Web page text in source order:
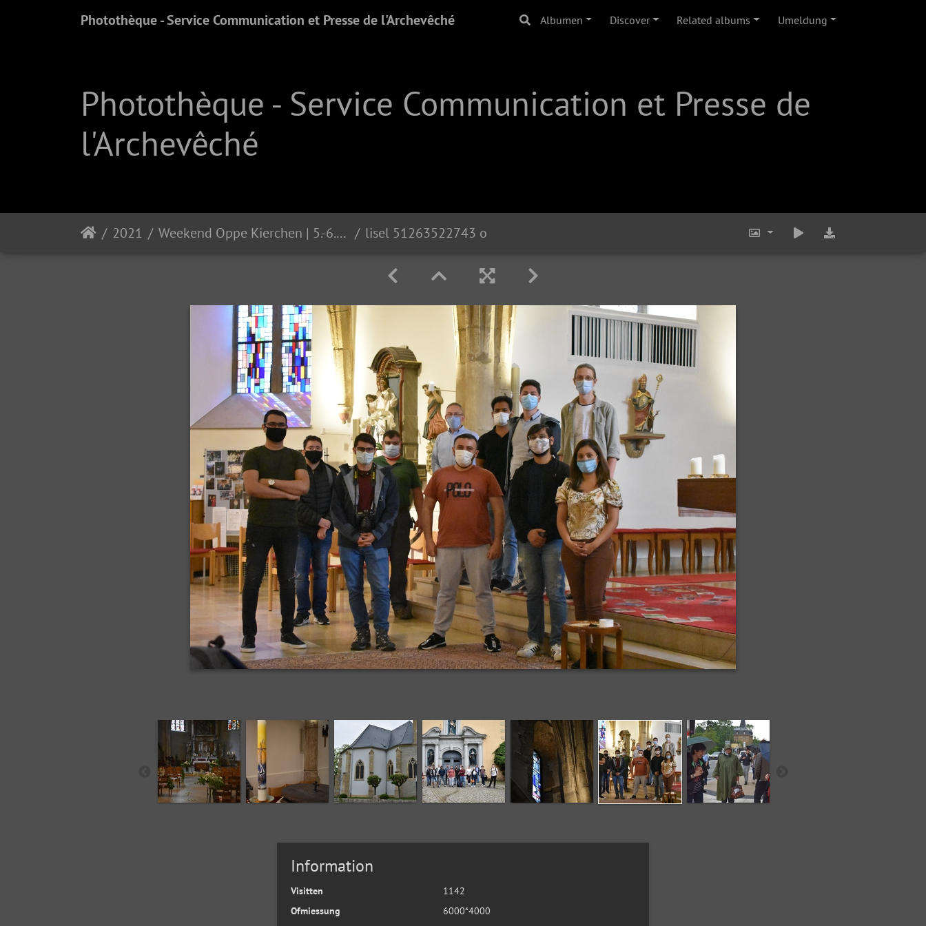
Photothèque - Service Communication et Presse de l'Archevêché Albumen Discover Related albums Umeldung
Photothèque - Service Communication et Presse de
l'Archevêché
2021 Weekend Oppe Kierchen | 5.-6.6.21 lisel 51263522743 o
Information
Visitten
1142
Ofmiessung
6000*4000